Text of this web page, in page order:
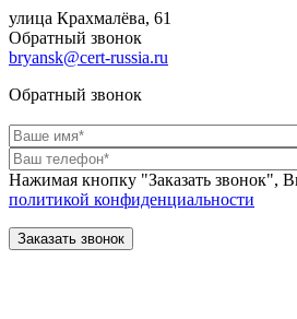
улица Крахмалёва, 61
Обратный звонок
bryansk@cert-russia.ru
Обратный звонок
Нажимая кнопку "Заказать звонок",
политикой конфиденциальности